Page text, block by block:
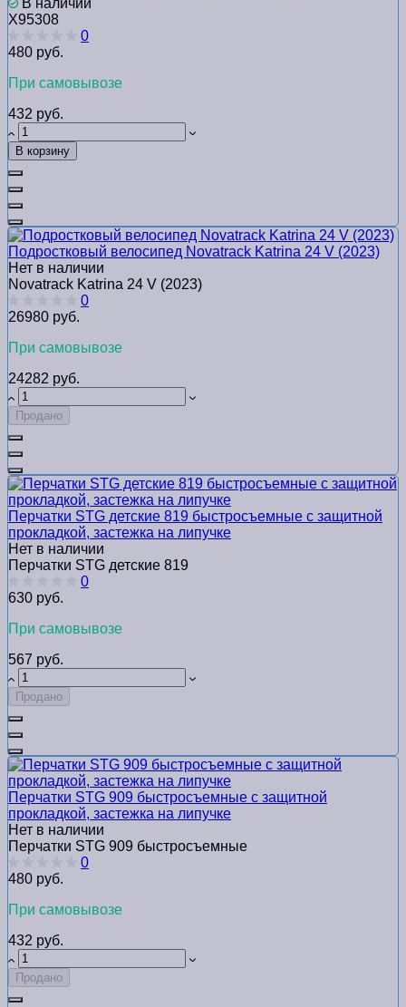
Х95308
0
480 руб.
При самовывозе
432 руб.
В корзину
Подростковый велосипед Novatrack Katrina 24 V (2023)
Нет в наличии
Novatrack Katrina 24 V (2023)
0
26980 руб.
При самовывозе
24282 руб.
Продано
Перчатки STG детские 819 быстросъемные с защитной
прокладкой, застежка на липучке
Нет в наличии
Перчатки STG детские 819
0
630 руб.
При самовывозе
567 руб.
Продано
Перчатки STG 909 быстросъемные с защитной
прокладкой, застежка на липучке
Нет в наличии
Перчатки STG 909 быстросъемные
0
480 руб.
При самовывозе
432 руб.
Продано